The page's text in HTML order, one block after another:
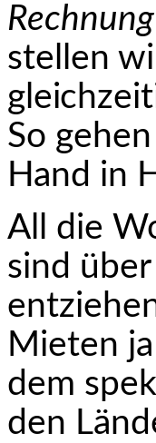
stellen
So
Hand in
All die
sind
Mieten
dem
den